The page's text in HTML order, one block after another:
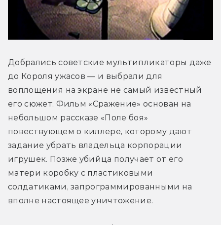
Добрались советские мультипликаторы даже
до Короля ужасов — и выбрали для
воплощения на экране не самый известный
его сюжет. Фильм «Сражение» основан на
небольшом рассказе «Поле боя»
повествующем о киллере, которому дают
задание убрать владельца корпорации
игрушек. Позже убийца получает от его
матери коробку с пластиковыми
солдатиками, запрограммированными на
вполне настоящее уничтожение.